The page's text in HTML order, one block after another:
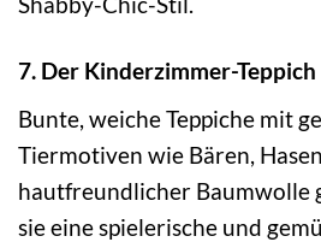
7. Der Kinderzimmer-
Bunte, weiche Teppiche mit
Tiermotiven wie Bären,
hautfreundlicher Baumwolle
sie eine spielerische und